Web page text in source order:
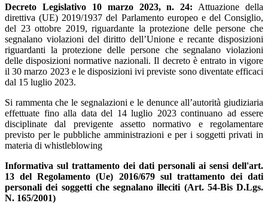
Decreto Legislativo 10 marzo 2023, n. 24: Attuazione della
direttiva (UE) 2019/1937 del Parlamento europeo e del Consiglio,
del 23 ottobre 2019, riguardante la protezione delle persone che
segnalano violazioni del diritto dell’Unione e recante disposizioni
riguardanti la protezione delle persone che segnalano violazioni
delle disposizioni normative nazionali.Il decreto è entrato in vigore
il 30 marzo 2023 e le disposizioni ivi previste sono diventate efficaci
dal 15 luglio 2023.
Si rammenta che le segnalazioni e le denunce all’autorità giudiziaria
effettuate fino alla data del 14 luglio 2023 continuano ad essere
disciplinate dal previgente assetto normativo e regolamentare
previsto per le pubbliche amministrazioni e per i soggetti privati in
materia di whistleblowing
Informativa sul trattamento dei dati personali ai sensi dell'art.
13 del Regolamento (Ue) 2016/679 sul trattamento dei dati
personali dei soggetti che segnalano illeciti (Art. 54-Bis D.Lgs.
N. 165/2001)